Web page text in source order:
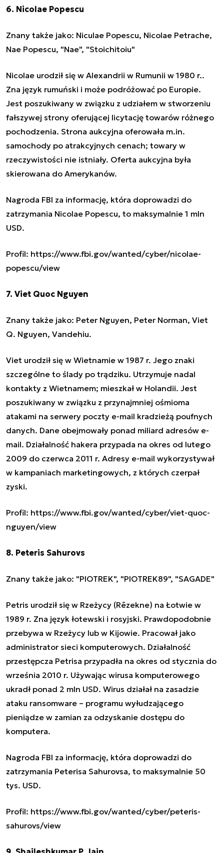
6. Nicolae Popescu
Znany także jako: Niculae Popescu, Nicolae Petrache,
Nae Popescu, "Nae", "Stoichitoiu"
Nicolae urodził się w Alexandrii w Rumunii w 1980 r..
Zna język rumuński i może podróżować po Europie.
Jest poszukiwany w związku z udziałem w stworzeniu
fałszywej strony oferującej licytację towarów różnego
pochodzenia. Strona aukcyjna oferowała m.in.
samochody po atrakcyjnych cenach; towary w
rzeczywistości nie istniały. Oferta aukcyjna była
skierowana do Amerykanów.
Nagroda FBI za informację, która doprowadzi do
zatrzymania Nicolae Popescu, to maksymalnie 1 mln
USD.
Profil: https://www.fbi.gov/wanted/cyber/nicolae-
popescu/view
7. Viet Quoc Nguyen
Znany także jako: Peter Nguyen, Peter Norman, Viet
Q. Nguyen, Vandehiu.
Viet urodził się w Wietnamie w 1987 r. Jego znaki
szczególne to ślady po trądziku. Utrzymuje nadal
kontakty z Wietnamem; mieszkał w Holandii. Jest
poszukiwany w związku z przynajmniej ośmioma
atakami na serwery poczty e-mail kradzieżą poufnych
danych. Dane obejmowały ponad miliard adresów e-
mail. Działalność hakera przypada na okres od lutego
2009 do czerwca 2011 r. Adresy e-mail wykorzystywał
w kampaniach marketingowych, z których czerpał
zyski.
Profil: https://www.fbi.gov/wanted/cyber/viet-quoc-
nguyen/view
8. Peteris Sahurovs
Znany także jako: "PIOTREK", "PIOTREK89", "SAGADE"
Petris urodził się w Rzeżycy (Rēzekne) na Łotwie w
1989 r. Zna język łotewski i rosyjski. Prawdopodobnie
przebywa w Rzeżycy lub w Kijowie. Pracował jako
administrator sieci komputerowych. Działalność
przestępcza Petrisa przypadła na okres od stycznia do
września 2010 r. Używając wirusa komputerowego
ukradł ponad 2 mln USD. Wirus działał na zasadzie
ataku ransomware – programu wyłudzającego
pieniądze w zamian za odzyskanie dostępu do
komputera.
Nagroda FBI za informację, która doprowadzi do
zatrzymania Peterisa Sahurovsa, to maksymalnie 50
tys. USD.
Profil: https://www.fbi.gov/wanted/cyber/peteris-
sahurovs/view